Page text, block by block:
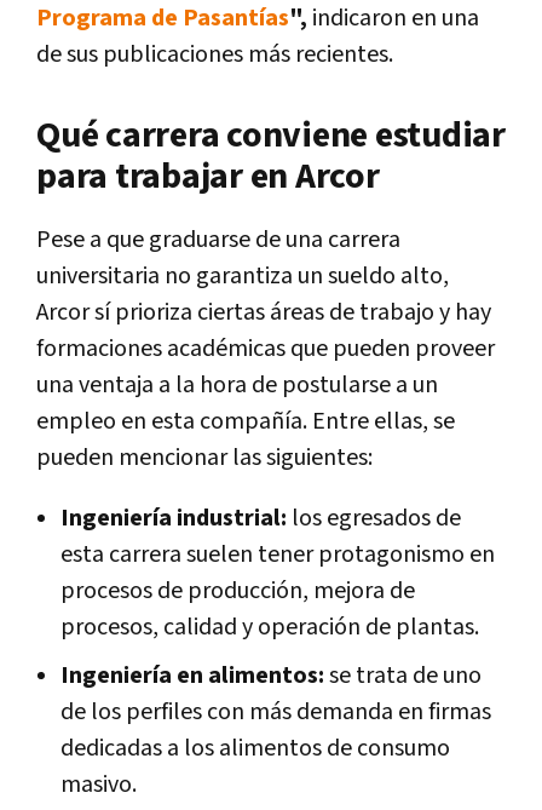
Programa de Pasantías", indicaron en una
de sus publicaciones más recientes.
Qué carrera conviene estudiar
para trabajar en Arcor
Pese a que graduarse de una carrera
universitaria no garantiza un sueldo alto,
Arcor sí prioriza ciertas áreas de trabajo y hay
formaciones académicas que pueden proveer
una ventaja a la hora de postularse a un
empleo en esta compañía. Entre ellas, se
pueden mencionar las siguientes:
Ingeniería industrial: los egresados de
esta carrera suelen tener protagonismo en
procesos de producción, mejora de
procesos, calidad y operación de plantas.
Ingeniería en alimentos:se trata de uno
de los perfiles con más demanda en firmas
dedicadas a los alimentos de consumo
masivo.